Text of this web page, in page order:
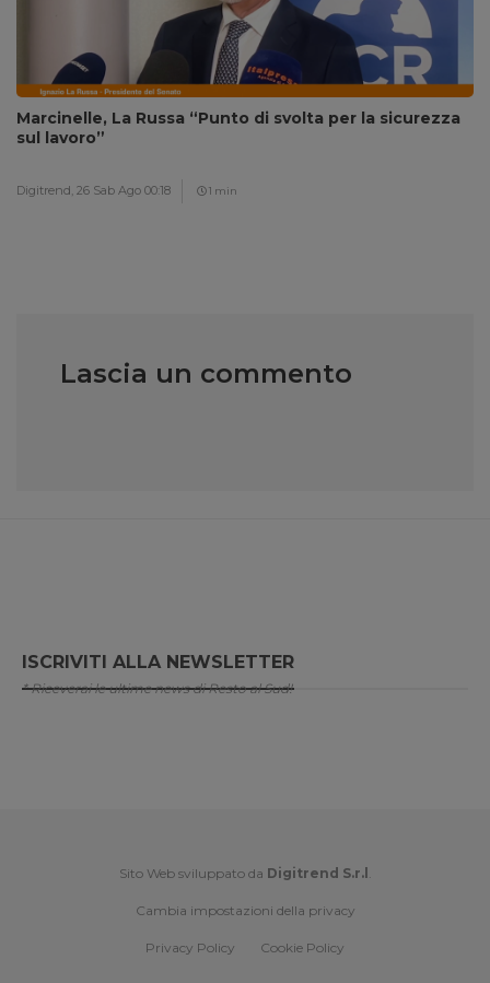
Marcinelle, La Russa “Punto di svolta per la sicurezza
sul lavoro”
Digitrend, 26 Sab Ago 00:18 1 min
Lascia un commento
ISCRIVITI ALLA NEWSLETTER
* Riceverai le ultime news di Resto al Sud!
Sito Web sviluppato da Digitrend S.r.l .
Cambia impostazioni della privacy
Privacy Policy Cookie Policy